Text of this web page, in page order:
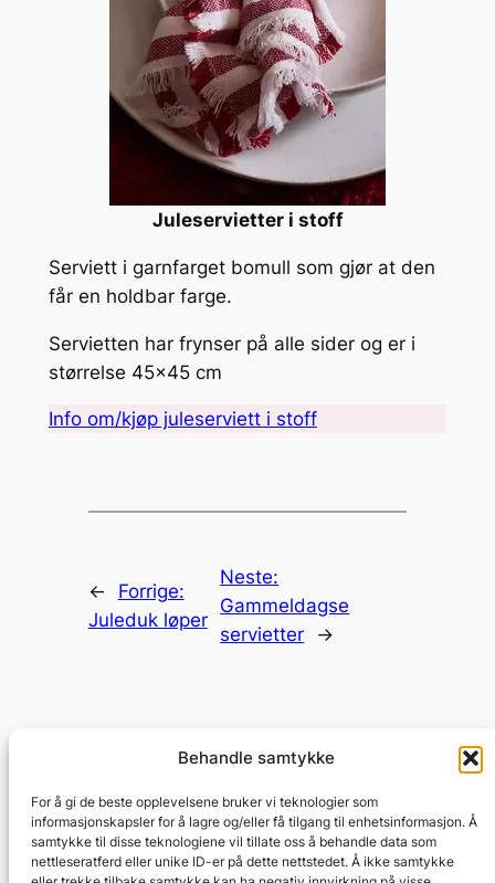
Behandle samtykke
For å gi de beste opplevelsene bruker vi teknologier som
informasjonskapsler for å lagre og/eller få tilgang til enhetsinformasjon. Å
samtykke til disse teknologiene vil tillate oss å behandle data som
nettleseratferd eller unike ID-er på dette nettstedet. Å ikke samtykke
Juleservietter i stoff
Serviett i garnfarget bomull som gjør at den
får en holdbar farge.
Servietten har frynser på alle sider og er i
størrelse 45×45 cm
Info om/kjøp juleserviett i stoff
←
Forrige:
Juleduk løper
Neste:
Gammeldagse
servietter
→
Kjøp juleduker på nett